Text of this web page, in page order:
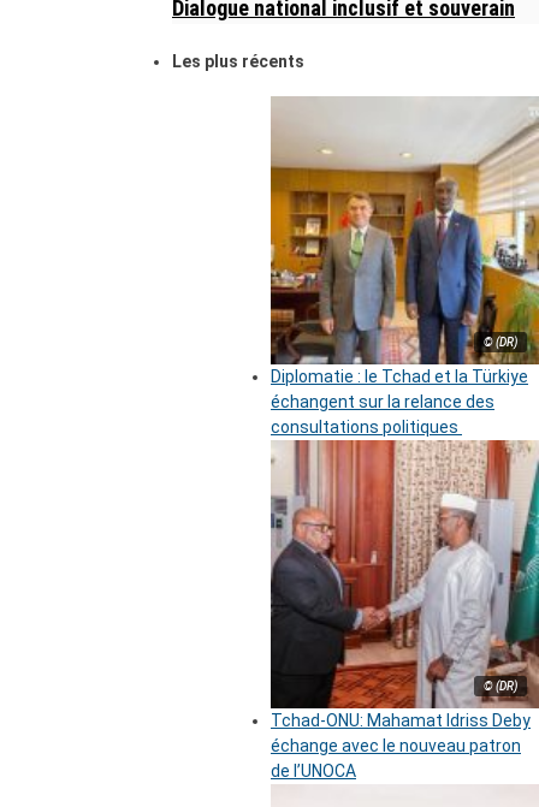
Dialogue national inclusif et souverain
Les plus récents
© (DR)
Diplomatie : le Tchad et la Türkiye
échangent sur la relance des
consultations politiques
© (DR)
Tchad-ONU: Mahamat Idriss Deby
échange avec le nouveau patron
de l’UNOCA